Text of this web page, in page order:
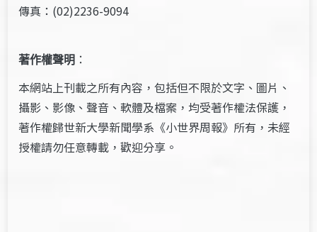
傳真：(02)2236-9094
著作權聲明 ：
本網站上刊載之所有內容，包括但不限於文字、圖片、
攝影、影像、聲音、軟體及檔案，均受著作權法保護，
著作權歸世新大學新聞學系《小世界周報》所有，未經
授權請勿任意轉載，歡迎分享。